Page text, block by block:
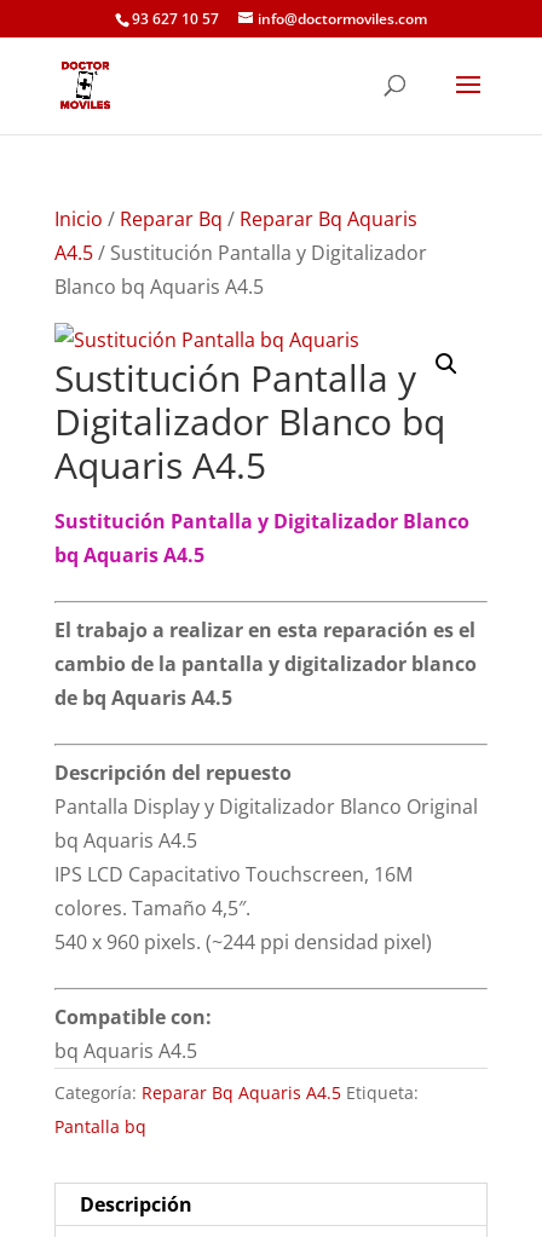
93 627 10 57 info@doctormoviles.com
Inicio / Reparar Bq / Reparar Bq Aquaris
A4.5/ Sustitución Pantalla y Digitalizador
Blanco bq Aquaris A4.5
Sustitución Pantalla y
Digitalizador Blanco bq
Aquaris A4.5
Sustitución Pantalla y Digitalizador Blanco
bq Aquaris A4.5
El trabajo a realizar en esta reparación es el
cambio de la pantalla y digitalizador blanco
de bq Aquaris A4.5
Descripción del repuesto
Pantalla Display y Digitalizador Blanco Original
bq Aquaris A4.5
IPS LCD Capacitativo Touchscreen, 16M
colores. Tamaño 4,5″.
540 x 960 pixels. (~244 ppi densidad pixel)
Compatible con:
bq Aquaris A4.5
Categoría: Reparar Bq Aquaris A4.5 Etiqueta:
Pantalla bq
Descripción